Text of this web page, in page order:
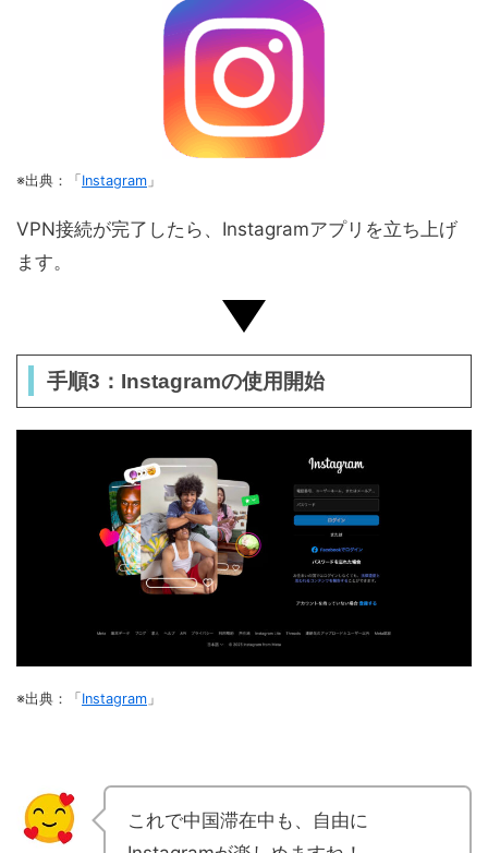
※出典：「Instagram 」
VPN接続が完了したら、Instagramアプリを立ち上げ
ます。
手順3：Instagramの使用開始
※出典：「 Instagram 」
これで中国滞在中も、自由に